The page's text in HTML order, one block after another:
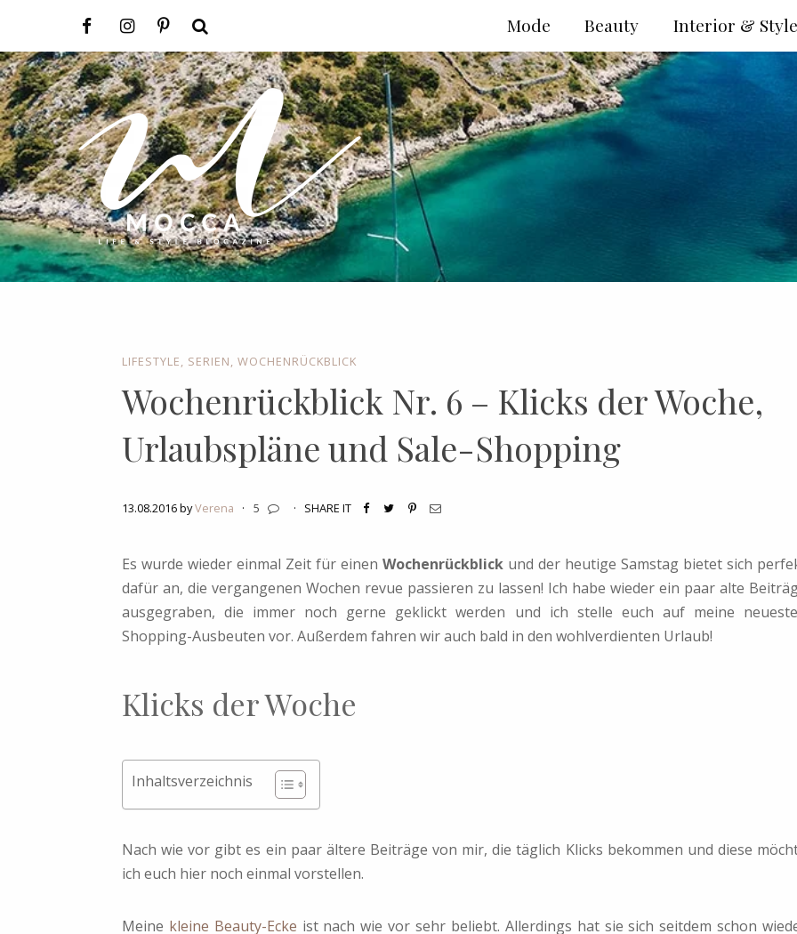
LIFESTYLE SERIEN WOCHENRÜCKBLICK
Wochenrückblick Nr. 6 – Klicks der Woche,
Urlaubspläne und Sale-Shopping
13.08.2016 byVerena · 5 · SHARE IT
Es wurde wieder einmal Zeit für einen Wochenrückblick und der heutige Samstag bietet sich
dafür an, die vergangenen Wochen revue passieren zu lassen! Ich habe wieder ein paar alte
ausgegraben, die immer noch gerne geklickt werden und ich stelle euch auf meine
Shopping-Ausbeuten vor. Außerdem fahren wir auch bald in den wohlverdienten Urlaub!
Klicks der Woche
Inhaltsverzeichnis
Nach wie vor gibt es ein paar ältere Beiträge von mir, die täglich Klicks bekommen und diese
ich euch hier noch einmal vorstellen.
Meine kleine Beauty-Ecke ist nach wie vor sehr beliebt. Allerdings hat sie sich seitdem schon
Interior & Style
Beauty
Mode